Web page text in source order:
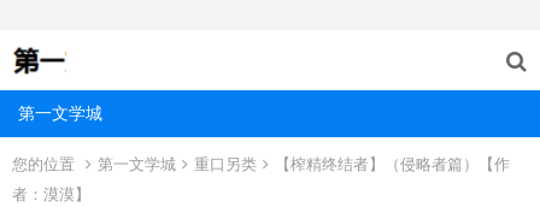
第一文学城
您的位置 第一文学城 重口另类
【榨精终结者】（侵略者篇）【作
者：漠漠】